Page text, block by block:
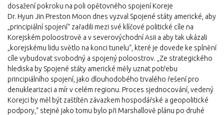
dosažení pokroku na poli opětovného spojení Koreje
Dr. Hyun Jin Preston Moon dnes vyzval Spojené státy americké, aby
„principiální spojení“ zařadili mezi své klíčové politické cíle na
Korejském poloostrově a v severovýchodní Asii a aby tak ukázali
„korejskému lidu světlo na konci tunelu“, které je dovede ke splnění
cíle vybudovat svobodný a spojený poloostrov. „Ze strategického
hlediska by Spojené státy americké měly uznat potřebu
principiálního spojení, jako dlouhodobého trvalého řešení pro
denuklearizaci a mír v celém regionu. Proces sjednocování, vedený
Korejci by měl být zaštítěn závazkem hospodářské a geopolitické
podpory,“ stejně jako tomu bylo při Marshallově plánu po druhé